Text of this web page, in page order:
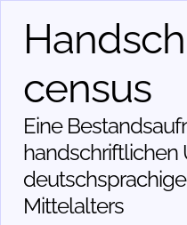
census
Eine
handschriftlichen
Mittelalters